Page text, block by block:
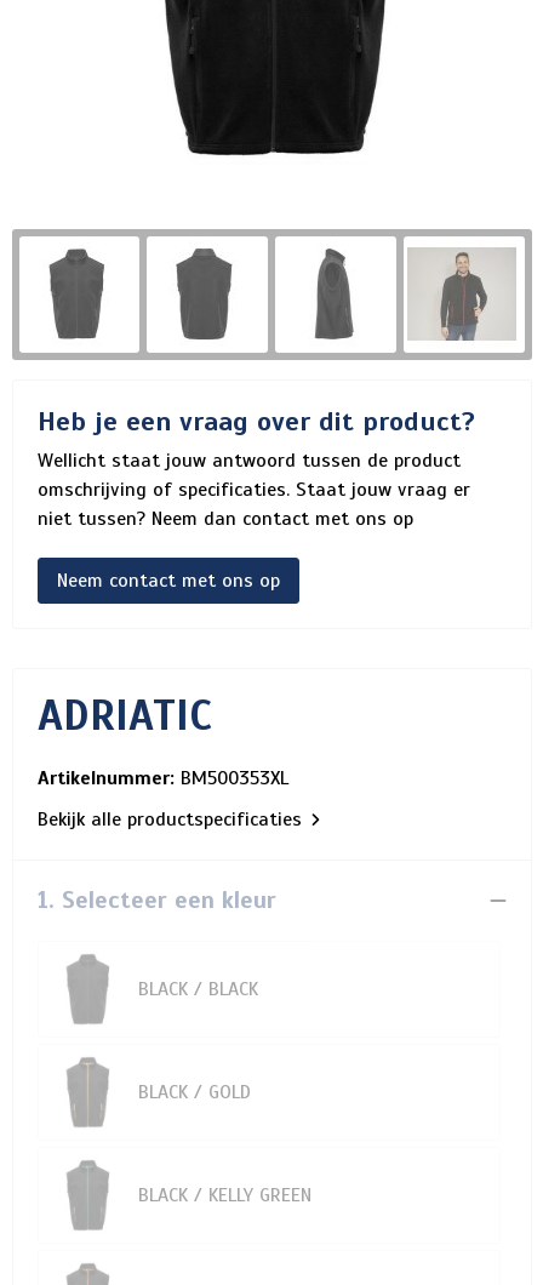
Heb je een vraag over dit product?
Wellicht staat jouw antwoord tussen de product
omschrijving of specificaties. Staat jouw vraag er
niet tussen? Neem dan contact met ons op
Neem contact met ons op
ADRIATIC
Artikelnummer: BM500353XL
Bekijk alle productspecificaties
1. Selecteer een kleur
BLACK / BLACK
BLACK / GOLD
BLACK / KELLY GREEN